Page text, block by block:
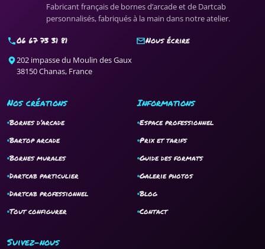
Fabricant français de bornes d’arcade et de Dartcab
personnalisés, fabriqués à la main dans notre atelier.
06 67 73 31 81
Nous écrire
202 impasse du Moulin des Gaux
38150 Chanas, France
Nos créations
Bornes d’arcade
Bartop arcade
Bornes murales
Dartcab particulier
Dartcab professionnel
Tout configurer
Informations
Espace professionnel
Prix et tarifs
Guide des formats
Galerie photos
Blog
Contact
Suivez-nous